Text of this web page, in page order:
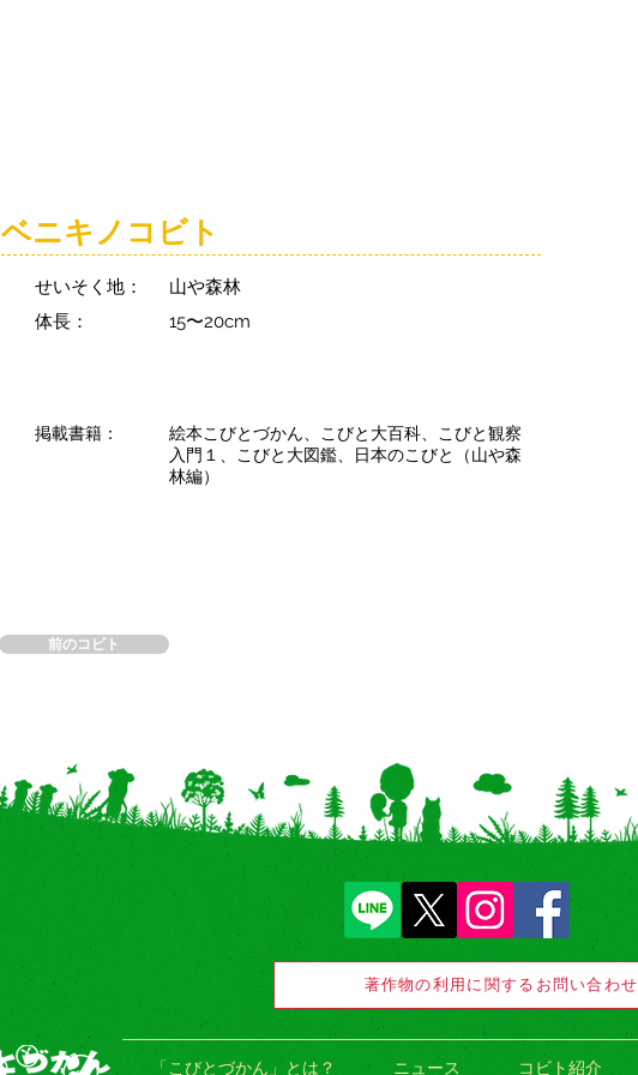
ベニキノコビト
せいそく地：
体長：
山や森林
15〜20cm
掲載書籍：
絵本こびとづかん、こびと大百科、こびと観察
入門１、こびと大図鑑、日本のこびと（山や森
林編）
前のコビト
著作物の利用に関するお問い合わせ
「こびとづかん」とは？ ニュース コビト紹介